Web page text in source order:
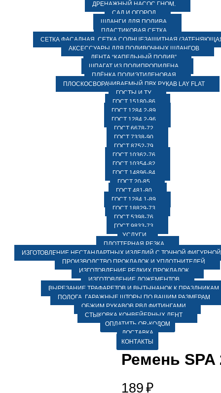
ДРЕНАЖНЫЙ НАСОС ГНОМ.
САД И ОГОРОД
ШЛАНГИ ДЛЯ ПОЛИВА
ПЛАСТИКОВАЯ СЕТКА
СЕТКА ФАСАДНАЯ. СЕТКА СОЛНЦЕЗАЩИТНАЯ
АКСЕССУАРЫ ДЛЯ ПОЛИВОЧНЫХ ШЛАНГОВ
ЛЕНТА “КАПЕЛЬНЫЙ ПОЛИВ”
ШПАГАТ ИЗ ПОЛИПРОПИЛЕНА
ПЛЁНКА ПОЛИЭТИЛЕНОВАЯ
ПЛОСКОСВОРАЧИВАЕМЫЙ ПВХ РУКАВ LAY FLAT
ГОСТЫ И ТУ
ГОСТ 15180-86
ГОСТ 1284.2-89
ГОСТ 1284.2-96
ГОСТ 6678-72
ГОСТ 7338-90
ГОСТ 8752-79
ГОСТ 10362-76
ГОСТ 10354-82
ГОСТ 14896-84
ГОСТ 20-85
ГОСТ 481-80
ГОСТ 1284.1-89
ГОСТ 18829-73
ГОСТ 5398-76
ГОСТ 9833-73
УСЛУГИ
ПЛОТТЕРНАЯ РЕЗКА
ИЗГОТОВЛЕНИЕ НЕСТАНДАРТНЫХ ИЗДЕЛИЙ С ТОЧНОЙ ФИГУРНОЙ
ПРОИЗВОДСТВО ПРОКЛАДОК И УПЛОТНИТЕЛЕЙ
ИЗГОТОВЛЕНИЕ РЕДКИХ ПРОКЛАДОК
ИЗГОТОВЛЕНИЕ ЛОЖЕМЕНТОВ
ВЫРЕЗАНИЕ ТРАФАРЕТОВ И ВЫТЫНАНОК К ПРАЗДНИКАМ
ПОЛОГА, ГАРАЖНЫЕ ШТОРЫ ПО ВАШИМ РАЗМЕРАМ
ОБЖИМ РУКАВОВ РВД ФИТИНГАМИ
СТЫКОВКА КОНВЕЙЕРНЫХ ЛЕНТ
ОПЛАТИТЬ QR-КОДОМ
ДОСТАВКА
КОНТАКТЫ
Ремень SPA
189 ₽